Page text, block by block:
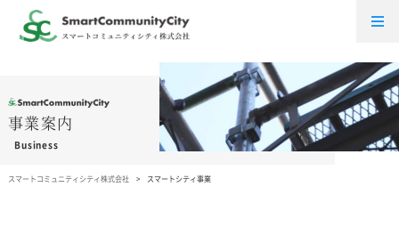
事業案内
Business
スマートコミュニティシティ株式会社 スマートシティ事業